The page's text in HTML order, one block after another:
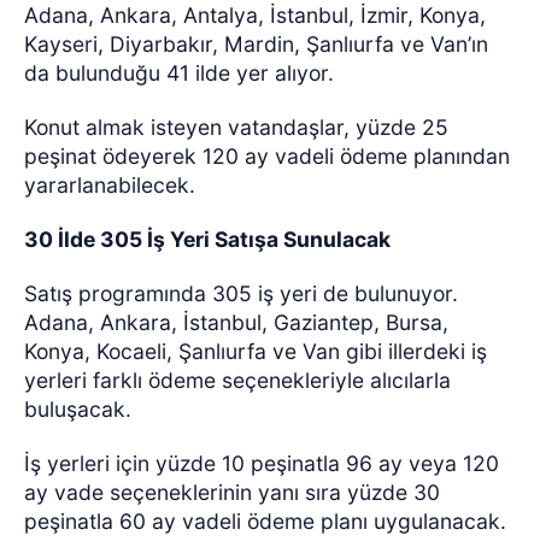
Adana, Ankara, Antalya, İstanbul, İzmir, Konya,
Kayseri, Diyarbakır, Mardin, Şanlıurfa ve Van’ın
da bulunduğu 41 ilde yer alıyor.
Konut almak isteyen vatandaşlar, yüzde 25
peşinat ödeyerek 120 ay vadeli ödeme planından
yararlanabilecek.
30 İlde 305 İş Yeri Satışa Sunulacak
Satış programında 305 iş yeri de bulunuyor.
Adana, Ankara, İstanbul, Gaziantep, Bursa,
Konya, Kocaeli, Şanlıurfa ve Van gibi illerdeki iş
yerleri farklı ödeme seçenekleriyle alıcılarla
buluşacak.
İş yerleri için yüzde 10 peşinatla 96 ay veya 120
ay vade seçeneklerinin yanı sıra yüzde 30
peşinatla 60 ay vadeli ödeme planı uygulanacak.